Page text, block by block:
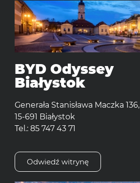
BYD Odyssey
Białystok
Generała Stanisława Maczka 136,
15-691 Białystok
Tel.: 85 747 43 71
Odwiedź witrynę